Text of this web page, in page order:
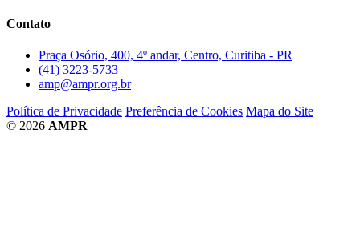
Contato
Praça Osório, 400, 4º andar, Centro, Curitiba - PR
(41) 3223-5733
amp@ampr.org.br
Política de Privacidade Preferência de Cookies Mapa do Site
© 2026 AMPR